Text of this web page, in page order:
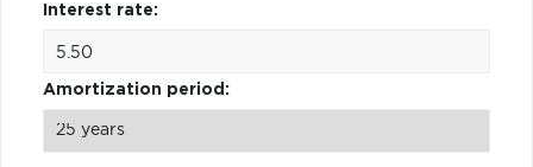
Interest rate:
Amortization period: